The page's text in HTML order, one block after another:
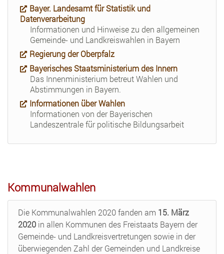
Bayer. Landesamt für Statistik und
Datenverarbeitung
Informationen und Hinweise zu den allgemeinen
Gemeinde- und Landkreiswahlen in Bayern
Regierung der Oberpfalz
Bayerisches Staatsministerium des Innern
Das Innenministerium betreut Wahlen und
Abstimmungen in Bayern.
Informationen über Wahlen
Informationen von der Bayerischen
Landeszentrale für politische Bildungsarbeit
Kommunalwahlen
Die Kommunalwahlen 2020 fanden am 15. März
2020 in allen Kommunen des Freistaats Bayern der
Gemeinde- und Landkreisvertretungen sowie in der
überwiegenden Zahl der Gemeinden und Landkreise